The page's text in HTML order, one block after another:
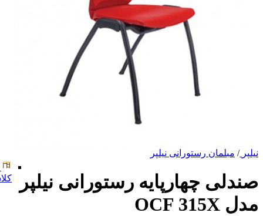
نیلپر / مبلمان رستورانی نیلپر
صندلی چهارپایه رستورانی نیلپر
مدل OCF 315X